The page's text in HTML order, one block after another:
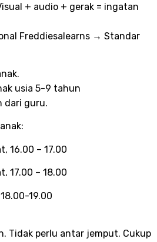
+ audio + gerak = ingatan
Freddiesalearns → Standar
usia 5-9 tahun
dari guru.
16.00 – 17.00
17.00 – 18.00
19.00
Tidak perlu antar jemput. Cukup